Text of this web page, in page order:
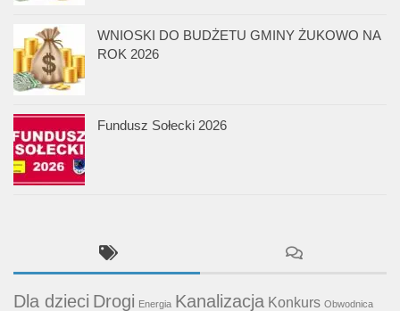
WNIOSKI DO BUDŻETU GMINY ŻUKOWO NA
ROK 2026
Fundusz Sołecki 2026
Dla dzieci Drogi Energia Kanalizacja Konkurs Obwodnica